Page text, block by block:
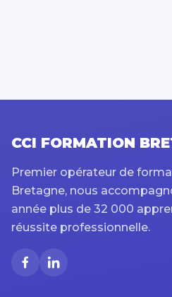
CCI FORMATION
Premier opérateur de
Bretagne, nous
année plus de 32 000
réussite professionnelle.